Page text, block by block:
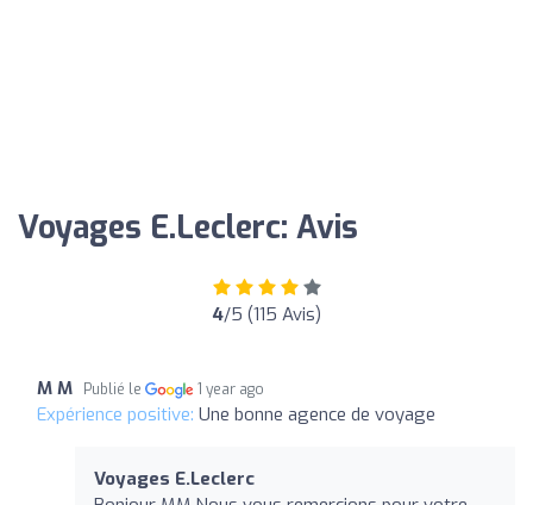
Voyages E.Leclerc: Avis
4/5 (115 Avis)
M M Publié le 1 year ago
Expérience positive: Une bonne agence de voyage
Voyages E.Leclerc